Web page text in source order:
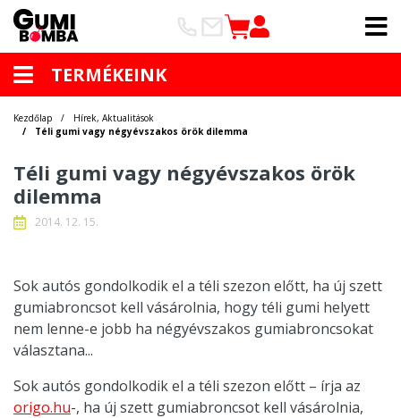
TERMÉKEINK
Kezdőlap
Hírek, Aktualitások
Téli gumi vagy négyévszakos örök dilemma
Téli gumi vagy négyévszakos örök
dilemma
2014. 12. 15.
Sok autós gondolkodik el a téli szezon előtt, ha új szett
gumiabroncsot kell vásárolnia, hogy téli gumi helyett
nem lenne-e jobb ha négyévszakos gumiabroncsokat
választana...
Sok autós gondolkodik el a téli szezon előtt – írja az
origo.hu-, ha új szett gumiabroncsot kell vásárolnia,